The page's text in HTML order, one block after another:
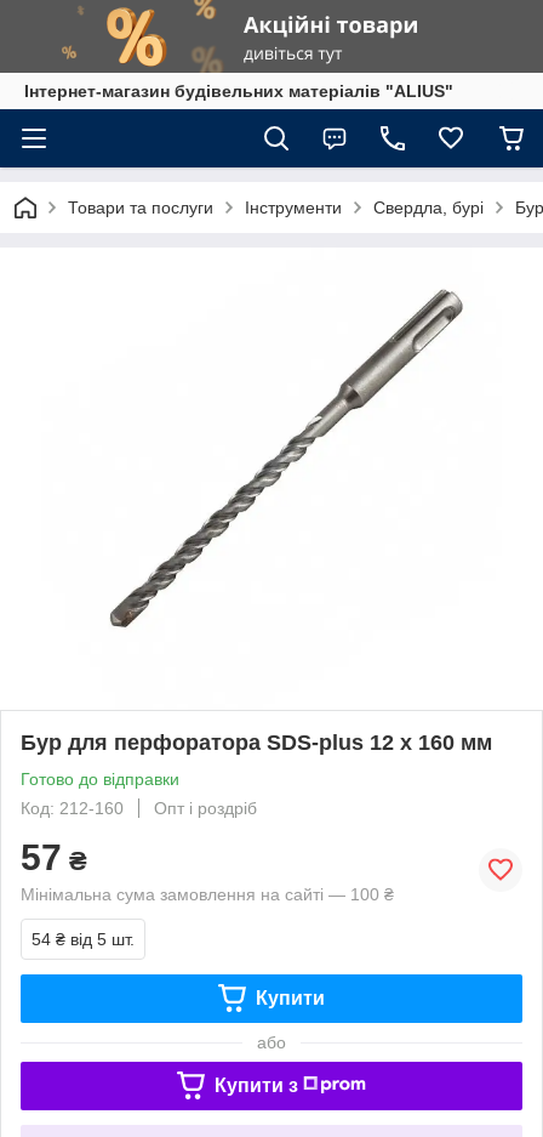
Інтернет-магазин будівельних матеріалів "ALIUS"
Товари та послуги Інструменти Свердла, бурі
Бур для перфоратора SDS-plus 12 х 160 мм
Готово до відправки
Код: 212-160
Опт і роздріб
57 ₴
Мінімальна сума замовлення на сайті — 100 ₴
54 ₴ від 5 шт.
Купити
або
Купити з